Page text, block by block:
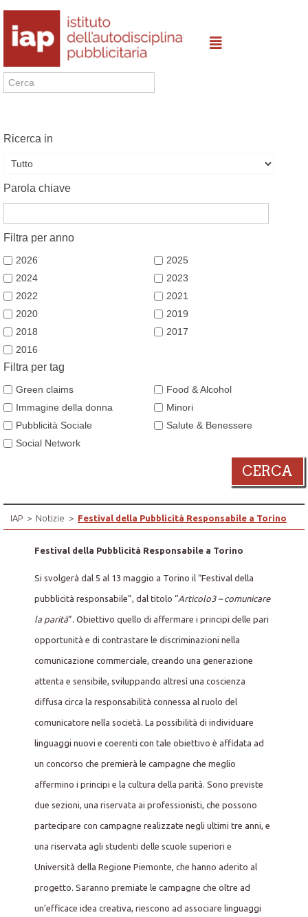
Ricerca in
Parola chiave
Filtra per anno
2026
2025
2024
2023
2022
2021
2020
2019
2018
2017
2016
Filtra per tag
Green claims
Food & Alcohol
Immagine della donna
Minori
Pubblicità Sociale
Salute & Benessere
Social Network
CERCA
IAP > Notizie > Festival della Pubblicità Responsabile a Torino
Festival della Pubblicità Responsabile a Torino
Si svolgerà dal 5 al 13 maggio a Torino il “Festival della
pubblicità responsabile”, dal titolo “Articolo3 – comunicare
la parità”. Obiettivo quello di affermare i principi delle pari
opportunità e di contrastare le discriminazioni nella
comunicazione commerciale, creando una generazione
attenta e sensibile, sviluppando altresì una coscienza
diffusa circa la responsabilità connessa al ruolo del
comunicatore nella società. La possibilità di individuare
linguaggi nuovi e coerenti con tale obiettivo è affidata ad
un concorso che premierà le campagne che meglio
affermino i principi e la cultura della parità. Sono previste
due sezioni, una riservata ai professionisti, che possono
partecipare con campagne realizzate negli ultimi tre anni, e
una riservata agli studenti delle scuole superiori e
Università della Regione Piemonte, che hanno aderito al
progetto. Saranno premiate le campagne che oltre ad
un’efficace idea creativa, riescono ad associare linguaggi